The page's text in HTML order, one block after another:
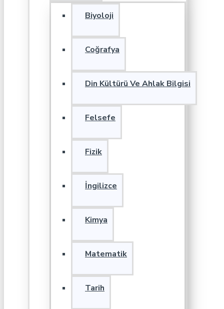
Biyoloji
Coğrafya
Din Kültürü Ve Ahlak Bilgisi
Felsefe
Fizik
İngilizce
Kimya
Matematik
Tarih